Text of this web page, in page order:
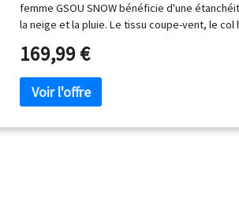
femme GSOU SNOW bénéficie d'une
la neige et la pluie. Le tissu coupe-vent, le
Fabriqué à partir de 100% polyester de
maintenir une chaleur confortable lors du ski
multifonction：La veste comprend une
169,99 €